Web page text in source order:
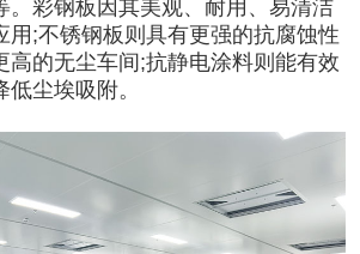
。彩钢板因其美观、耐用、易清洁
用;不锈钢板则具有更强的抗腐蚀性
高的无尘车间;抗静电涂料则能有效
尘埃吸附。